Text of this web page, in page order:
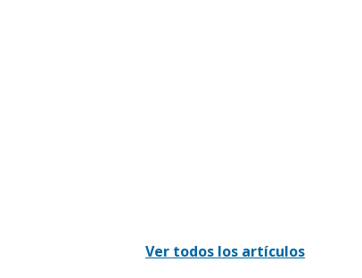
Ver todos los artículos